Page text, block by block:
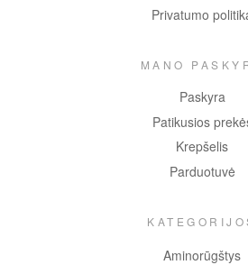
Privatumo
MANO
Paskyra
Patikusios
Krepšelis
Parduotuvė
Aminorūgštys